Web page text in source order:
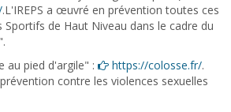
.L'IREPS a œuvré en prévention toutes ces
Sportifs de Haut Niveau dans le cadre du
au pied d'argile" :
https://colosse.fr/.
contre les violences sexuelles